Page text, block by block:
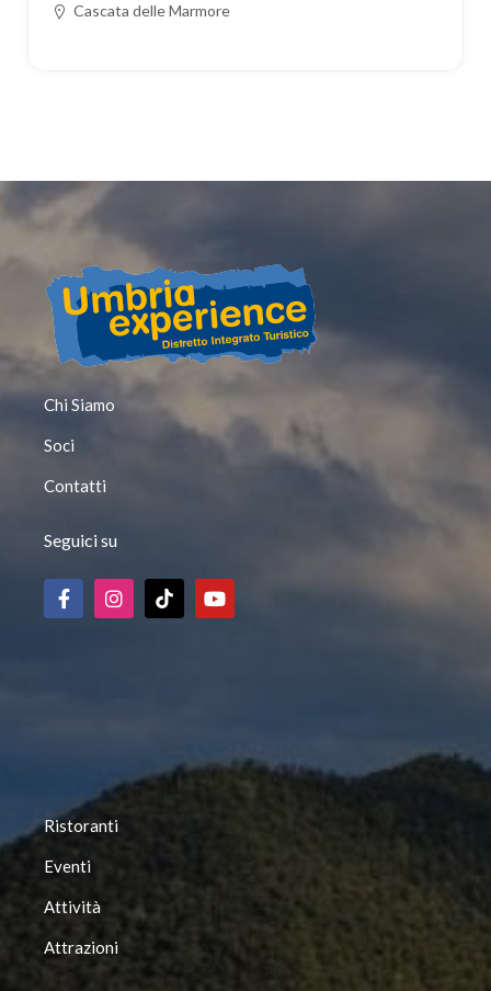
Cascata delle Marmore
Chi Siamo
Soci
Contatti
Seguici su
Ristoranti
Eventi
Attività
Attrazioni